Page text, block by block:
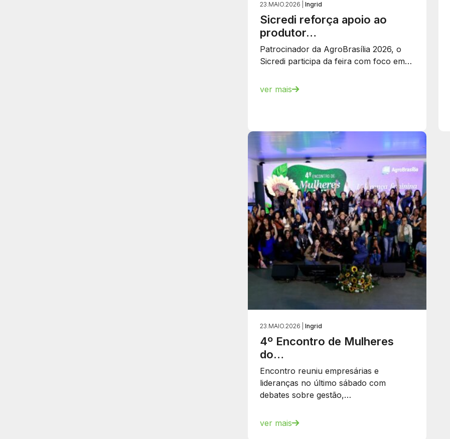
23.MAIO.2026 | Ingrid
Sicredi reforça apoio ao
produtor…
Patrocinador da AgroBrasília 2026, o
Sicredi participa da feira com foco em…
ver mais
23.MAIO.2026 | Ingrid
4º Encontro de Mulheres
do…
Encontro reuniu empresárias e
lideranças no último sábado com
debates sobre gestão,…
ver mais